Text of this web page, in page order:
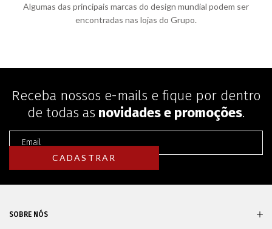
Algumas das principais marcas do design mundial podem ser
encontradas nas lojas do Grupo.
Receba nossos e-mails e fique por dentro
de todas as novidades e promoções.
SOBRE NÓS